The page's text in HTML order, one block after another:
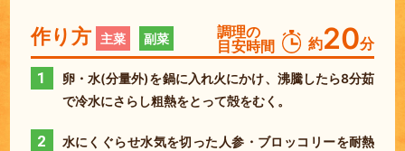
作り方 主菜 副菜
調理の
目安時間
約20分
1
卵・水(分量外)を鍋に入れ火にかけ、沸騰したら8分茹
で冷水にさらし粗熱をとって殻をむく。
2
水にくぐらせ水気を切った人参・ブロッコリーを耐熱